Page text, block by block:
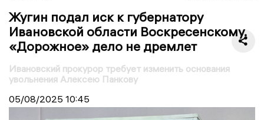
Жугин подал иск к губернатору
Ивановской области Воскресенскому.
«Дорожное» дело не дремлет
Ивановский прокурор требует изменить основания
увольнения Алексею Панкову
05/08/2025 10:45